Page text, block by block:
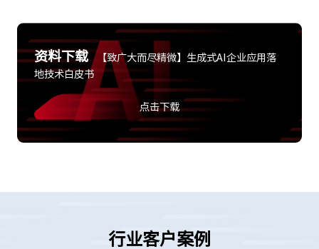
资料下载
【致广大而尽精微】生成式AI企业应用落
地技术白皮书
点击下载
行业客户案例